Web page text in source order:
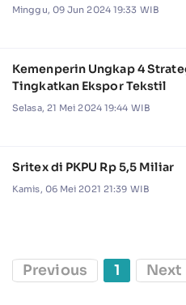
Minggu, 09 Jun 2024 19:33 WIB
Kemenperin Ungkap 4
Tingkatkan Ekspor Tekstil
Selasa, 21 Mei 2024 19:44 WIB
Sritex di PKPU Rp 5,5 Miliar
Kamis, 06 Mei 2021 21:39 WIB
Previous 1 Next